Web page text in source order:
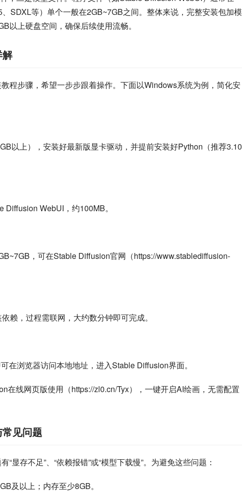
SDXL等）单个一般在2GB~7GB之间。整体来说，完整安装包加模
以上硬盘空间，确保后续使用流畅。
程步骤，希望一步步跟着操作。下面以Windows系统为例，简化安
以上），安装好最新版显卡驱动，并提前安装好Python（推荐3.10
Diffusion WebUI，约100MB。
，可在Stable Diffusion官网（https://www.stablediffusion-
赖，过程需联网，大约数分钟即可完成。
在浏览器访问本地地址，进入Stable Diffusion界面。
在线网页版使用（https://zl0.cn/Tyx），一键开启AI绘画，无需配置
见问题
显存不足”、“依赖报错”或“模型下载慢”。为避免这些问题：
及以上；内存至少8GB。